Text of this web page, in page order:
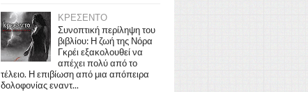
ΚΡΕΣΕΝΤΟ
Συνοπτική περίληψη του
βιβλίου: Η ζωή της Νόρα
Γκρέι εξακολουθεί να
απέχει πολύ από το
τέλειο. Η επιβίωση από μια απόπειρα
δολοφονίας εναντ...